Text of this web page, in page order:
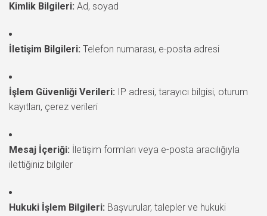
Kimlik Bilgileri: Ad, soyad
İletişim Bilgileri: Telefon numarası, e-posta adresi
İşlem Güvenliği Verileri: IP adresi, tarayıcı bilgisi, oturum
kayıtları, çerez verileri
Mesaj İçeriği: İletişim formları veya e-posta aracılığıyla
ilettiğiniz bilgiler
Hukuki İşlem Bilgileri: Başvurular, talepler ve hukuki